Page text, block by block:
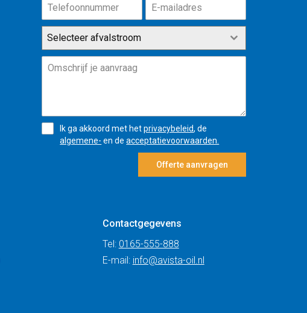
Selecteer afvalstroom
Ik ga akkoord met hetprivacybeleid, de
algemene- en deacceptatievoorwaarden.
Offerte aanvragen
Contactgegevens
Tel: 0165-555-888
E-mail: info@avista-oil.nl